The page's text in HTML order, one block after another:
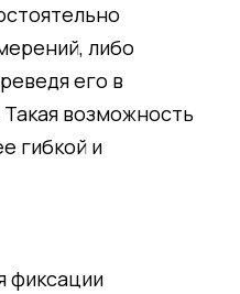
либо
его в
возможность
гибкой и
фиксации